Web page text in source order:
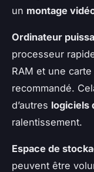
un montage
Ordinateur
processeur
RAM et une
recommandé.
d’autres logiciels
ralentissement.
Espace de
peuvent être